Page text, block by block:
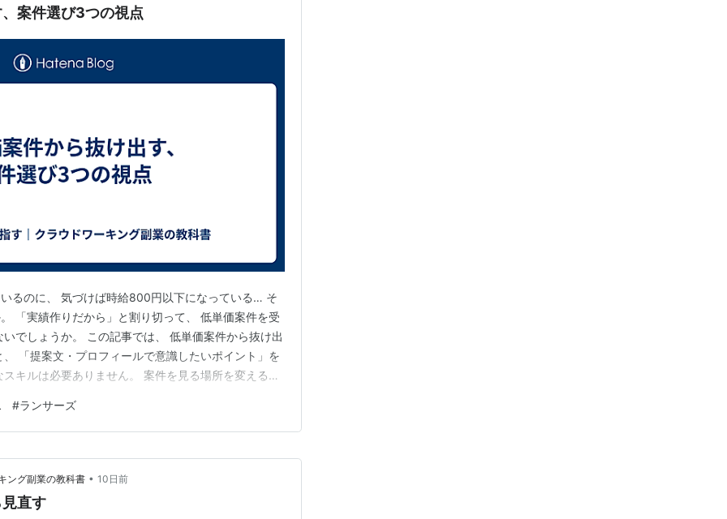
案件選び3つの視点
るのに、 気づけば時給800円以下になっている… そ
「実績作りだから」と割り切って、 低単価案件を受
でしょうか。 この記事では、 低単価案件から抜け出
「提案文・プロフィールで意識したいポイント」を
キルは必要ありません。 案件を見る場所を変えるだ
提案文で意識したいポイント スカウトにつながる
い…
#ランサーズ
ング副業の教科書 • 10日前
直す